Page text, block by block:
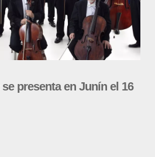
presenta en Junín el 16